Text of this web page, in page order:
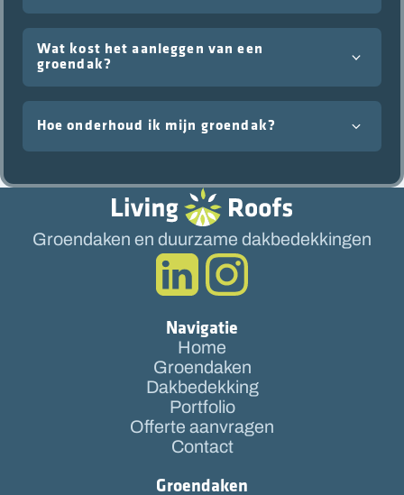
Wat kost het aanleggen van een
groendak?
Hoe onderhoud ik mijn groendak?
Groendaken en duurzame dakbedekkingen
Navigatie
Home
Groendaken
Dakbedekking
Portfolio
Offerte aanvragen
Contact
Groendaken